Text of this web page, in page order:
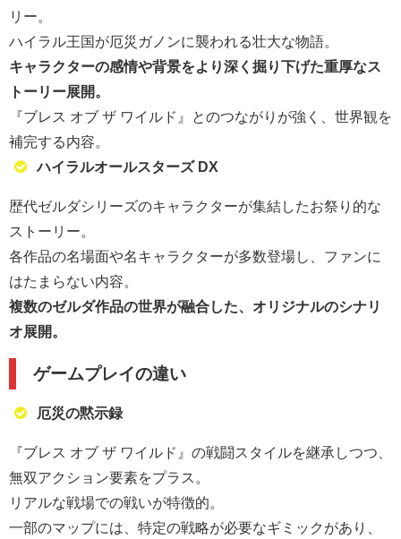
リー。
ハイラル王国が厄災ガノンに襲われる壮大な物語。
キャラクターの感情や背景をより深く掘り下げた重厚なス
トーリー展開。
『ブレス オブ ザ ワイルド』とのつながりが強く、世界観を
補完する内容。
ハイラルオールスターズ DX
歴代ゼルダシリーズのキャラクターが集結したお祭り的な
ストーリー。
各作品の名場面や名キャラクターが多数登場し、ファンに
はたまらない内容。
複数のゼルダ作品の世界が融合した、オリジナルのシナリ
オ展開。
ゲームプレイの違い
厄災の黙示録
『ブレス オブ ザ ワイルド』の戦闘スタイルを継承しつつ、
無双アクション要素をプラス。
リアルな戦場での戦いが特徴的。
一部のマップには、特定の戦略が必要なギミックがあり、